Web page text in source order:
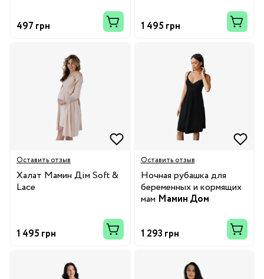
497 грн 1 495 грн
Оставить отзыв
Халат Мамин Дім Soft &
Lace
1 495 грн
Оставить отзыв
Ночная рубашка для
беременных и кормящих
мам Мамин Дом
1 293 грн